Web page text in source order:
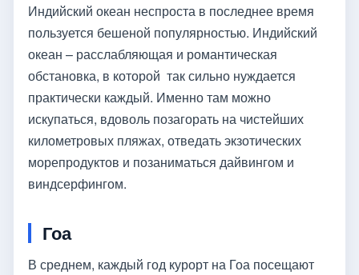
Индийский океан неспроста в последнее время
пользуется бешеной популярностью. Индийский
океан – расслабляющая и романтическая
обстановка, в которой так сильно нуждается
практически каждый. Именно там можно
искупаться, вдоволь позагорать на чистейших
километровых пляжах, отведать экзотических
морепродуктов и позаниматься дайвингом и
виндсерфингом.
Гоа
В среднем, каждый год курорт на Гоа посещают